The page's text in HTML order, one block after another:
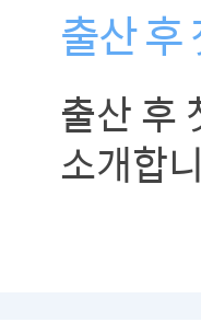
출산 후
출산 후
소개합